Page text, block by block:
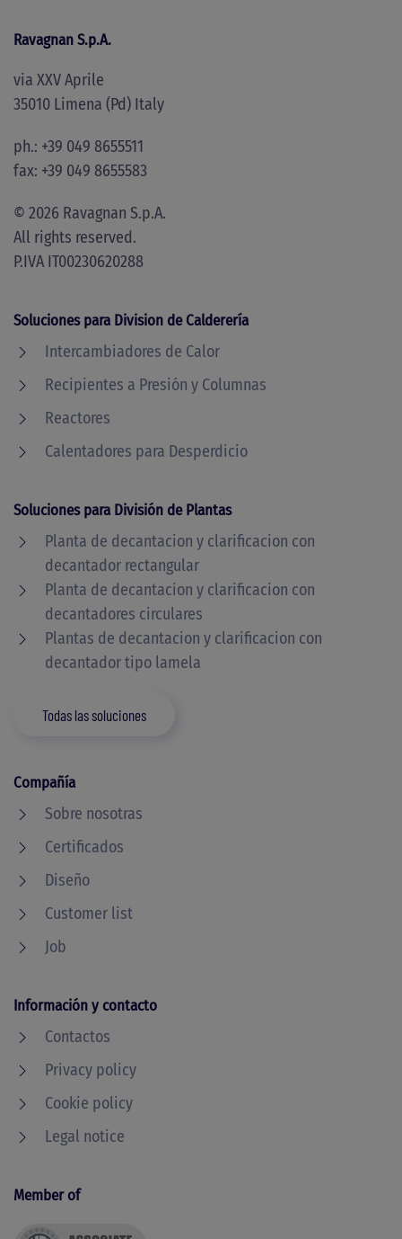
Ravagnan S.p.A.
via XXV Aprile
35010 Limena (Pd) Italy
ph.: +39 049 8655511
fax: +39 049 8655583
© 2026 Ravagnan S.p.A.
All rights reserved.
P.IVA IT00230620288
Soluciones para Division de Calderería
Intercambiadores de Calor
Recipientes a Presión y Columnas
Reactores
Calentadores para Desperdicio
Soluciones para División de Plantas
Planta de decantacion y clarificacion con
decantador rectangular
Planta de decantacion y clarificacion con
decantadores circulares
Plantas de decantacion y clarificacion con
decantador tipo lamela
Todas las soluciones
Compañía
Sobre nosotras
Certificados
Diseño
Customer list
Job
Información y contacto
Contactos
Privacy policy
Cookie policy
Legal notice
Member of